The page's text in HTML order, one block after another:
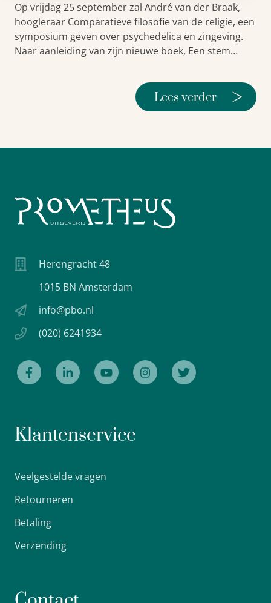
Op vrijdag 25 september zal André van der Braak,
hoogleraar Comparatieve filosofie van de religie, een
symposium geven over psychedelica en zingeving.
Naar aanleiding van zijn nieuwe boek, Een stem…
Lees verder >
Herengracht 48
1015 BN Amsterdam
info@pbo.nl
(020) 6241934
Klantenservice
Veelgestelde vragen
Retourneren
Betaling
Verzending